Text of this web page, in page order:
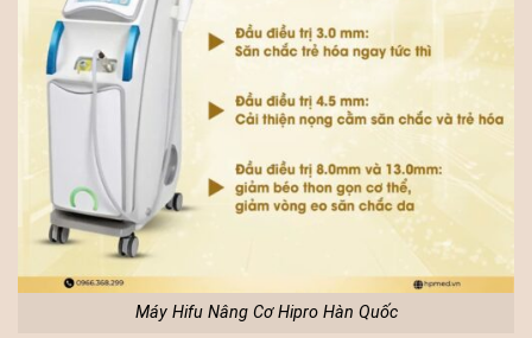
Máy Hifu Nâng Cơ Hipro Hàn Quốc